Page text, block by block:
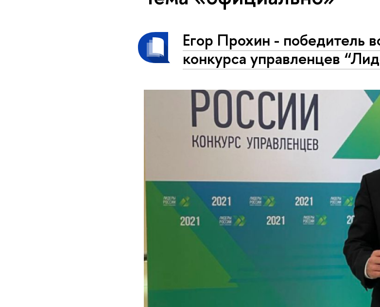
Егор Прохин - победитель
конкурса управленцев